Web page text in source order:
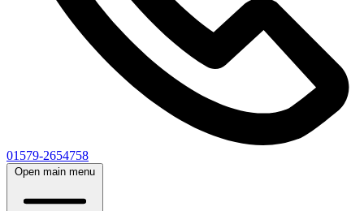
01579-2654758
Open main menu